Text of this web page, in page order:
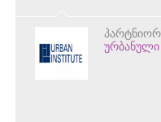
ურბანული